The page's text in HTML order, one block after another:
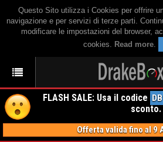
Questo Sito utilizza i Cookies per offrire
navigazione e per servizi di terze parti.
modificare le impostazioni del browser,
cookies. Read more.
FLASH SALE: Usa il codice
sconto.
Offerta valida fino al 9